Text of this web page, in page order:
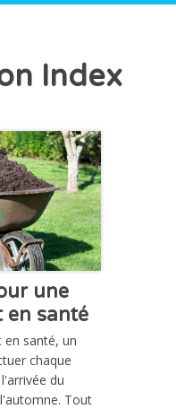
Index
une
en santé
en santé, un
chaque
du
Tout